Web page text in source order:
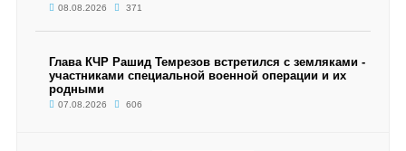
08.08.2026 371
Глава КЧР Рашид Темрезов встретился с земляками -
участниками специальной военной операции и их
родными
07.08.2026 606